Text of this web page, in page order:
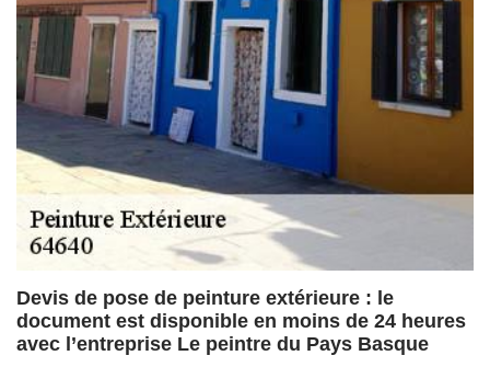
Devis de pose de peinture extérieure : le
document est disponible en moins de 24 heures
avec l’entreprise Le peintre du Pays Basque